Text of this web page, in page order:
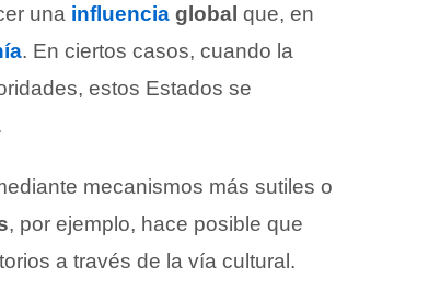
una influencia global que, en
. En ciertos casos, cuando la
estos Estados se
mecanismos más sutiles o
, por ejemplo, hace posible que
a través de la vía cultural.